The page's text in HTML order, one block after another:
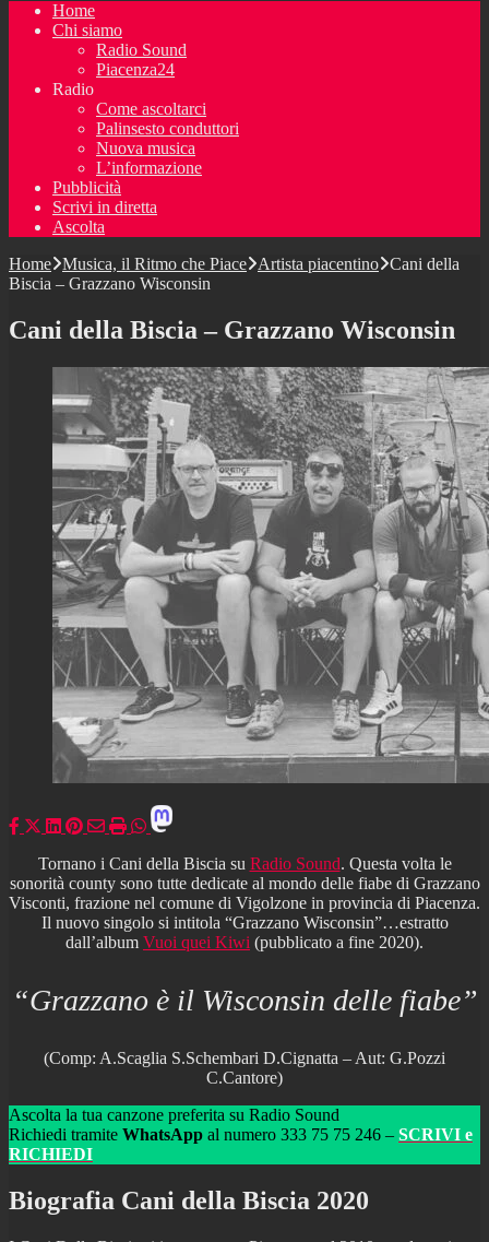
Home
Chi siamo
Radio Sound
Piacenza24
Radio
Come ascoltarci
Palinsesto conduttori
Nuova musica
L’informazione
Pubblicità
Scrivi in diretta
Ascolta
Home Musica, il Ritmo che Piace Artista piacentino Cani della
Biscia – Grazzano Wisconsin
Cani della Biscia – Grazzano Wisconsin
Tornano i Cani della Biscia su Radio Sound. Questa volta le
sonorità county sono tutte dedicate al mondo delle fiabe di Grazzano
Visconti, frazione nel comune di Vigolzone in provincia di Piacenza.
Il nuovo singolo si intitola “Grazzano Wisconsin”…estratto
dall’album Vuoi quei Kiwi (pubblicato a fine 2020).
“Grazzano è il Wisconsin delle fiabe”
(Comp: A.Scaglia S.Schembari D.Cignatta – Aut: G.Pozzi
C.Cantore)
Ascolta la tua canzone preferita su Radio Sound
Richiedi tramite WhatsApp al numero 333 75 75 246 – SCRIVI e
RICHIEDI
Biografia Cani della Biscia 2020